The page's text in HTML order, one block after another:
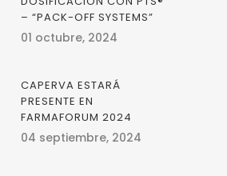
– “PACK-OFF SYSTEMS”
01 octubre, 2024
CAPERVA ESTARÁ
PRESENTE EN
FARMAFORUM 2024
04 septiembre, 2024